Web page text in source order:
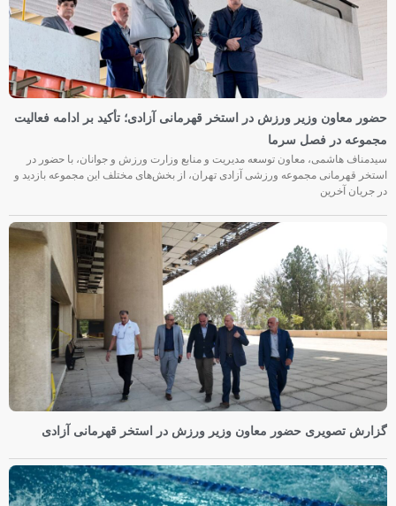
حضور معاون وزیر ورزش در استخر قهرمانی آزادی؛ تأکید بر ادامه فعالیت
مجموعه در فصل سرما
سیدمناف هاشمی، معاون توسعه مدیریت و منابع وزارت ورزش و جوانان، با حضور در
استخر قهرمانی مجموعه ورزشی آزادی تهران، از بخش‌های مختلف این مجموعه بازدید و
در جریان آخرین
گزارش تصویری حضور معاون وزیر ورزش در استخر قهرمانی آزادی